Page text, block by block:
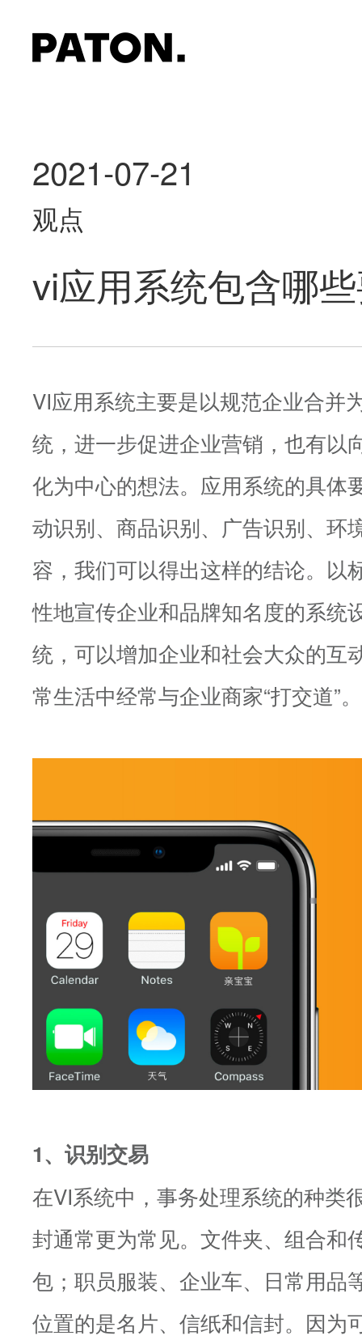
2021-07-21
观点
vi应用系统包含哪
VI应用系统主要是以规范企业合并
统，进一步促进企业营销，也有以
化为中心的想法。应用系统的具体
动识别、商品识别、广告识别、环
容，我们可以得出这样的结论。以
性地宣传企业和品牌知名度的系统
统，可以增加企业和社会大众的互
常生活中经常与企业商家“打交道”。
1、识别交易
在VI系统中，事务处理系统的种类
封通常更为常见。文件夹、组合和
包；职员服装、企业车、日常用品
位置的是名片、信纸和信封。因为